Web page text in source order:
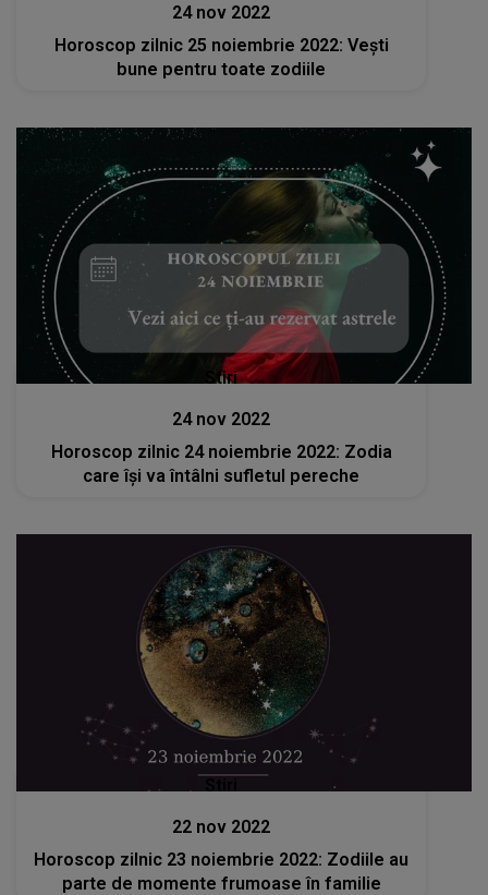
24 nov 2022
Horoscop zilnic 25 noiembrie 2022: Vești
bune pentru toate zodiile
Stiri
24 nov 2022
Horoscop zilnic 24 noiembrie 2022: Zodia
care își va întâlni sufletul pereche
22 nov 2022
Horoscop zilnic 23 noiembrie 2022: Zodiile au
parte de momente frumoase în familie